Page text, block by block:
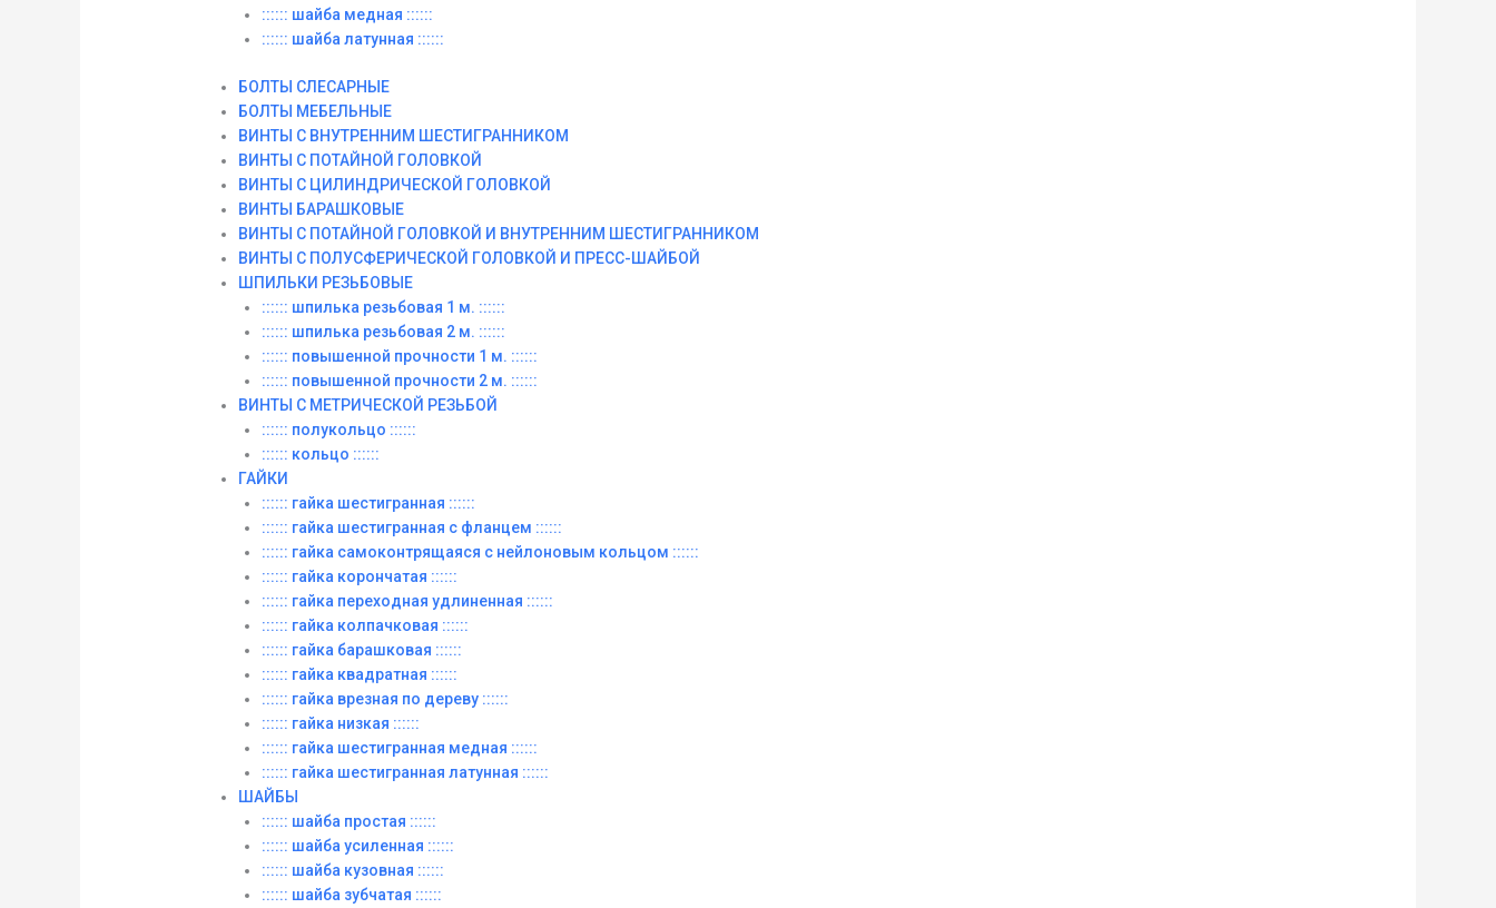
:::::: шайба медная ::::::
:::::: шайба латунная ::::::
БОЛТЫ СЛЕСАРНЫЕ
БОЛТЫ МЕБЕЛЬНЫЕ
ВИНТЫ С ВНУТРЕННИМ ШЕСТИГРАННИКОМ
ВИНТЫ С ПОТАЙНОЙ ГОЛОВКОЙ
ВИНТЫ С ЦИЛИНДРИЧЕСКОЙ ГОЛОВКОЙ
ВИНТЫ БАРАШКОВЫЕ
ВИНТЫ С ПОТАЙНОЙ ГОЛОВКОЙ И ВНУТРЕННИМ ШЕСТИГРАННИКОМ
ВИНТЫ С ПОЛУСФЕРИЧЕСКОЙ ГОЛОВКОЙ И ПРЕСС-ШАЙБОЙ
ШПИЛЬКИ РЕЗЬБОВЫЕ
:::::: шпилька резьбовая 1 м. ::::::
:::::: шпилька резьбовая 2 м. ::::::
:::::: повышенной прочности 1 м. ::::::
:::::: повышенной прочности 2 м. ::::::
ВИНТЫ C МЕТРИЧЕСКОЙ РЕЗЬБОЙ
:::::: полукольцо ::::::
:::::: кольцо ::::::
ГАЙКИ
:::::: гайка шестигранная ::::::
:::::: гайка шестигранная с фланцем ::::::
:::::: гайка самоконтрящаяся с нейлоновым кольцом ::::::
:::::: гайка корончатая ::::::
:::::: гайка переходная удлиненная ::::::
:::::: гайка колпачковая ::::::
:::::: гайка барашковая ::::::
:::::: гайка квадратная ::::::
:::::: гайка врезная по дереву ::::::
:::::: гайка низкая ::::::
:::::: гайка шестигранная медная ::::::
:::::: гайка шестигранная латунная ::::::
ШАЙБЫ
:::::: шайба простая ::::::
:::::: шайба усиленная ::::::
:::::: шайба кузовная ::::::
:::::: шайба зубчатая ::::::